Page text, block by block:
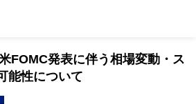
FOMC発表に伴う相場変動・ス
能性について